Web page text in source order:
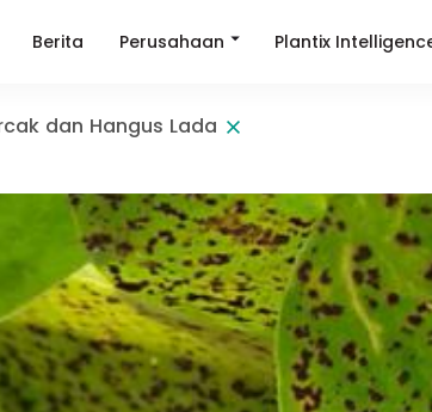
Berita Perusahaan Plantix
dan Hangus Lada